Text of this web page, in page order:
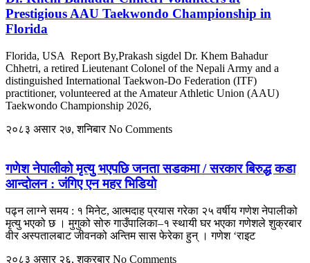
Prestigious AAU Taekwondo Championship in
Florida
Florida, USA Report By,Prakash sigdel Dr. Khem Bahadur
Chhetri, a retired Lieutenant Colonel of the Nepali Army and a
distinguished International Taekwon-Do Federation (ITF)
practitioner, volunteered at the Amateur Athletic Union (AAU)
Taekwondo Championship 2026,
२०८३ असार २७, शनिबारNo Comments
गणेश नेपालीको मृत्यु भएपछि जनता सडकमा / सरकार बिरुद्ध कडा
आन्दोलन : जंगिए एन महर भिडियो
पढ्न लाग्ने समय : १ मिनेट, आत्मदाह प्रयास गरेका २५ वर्षीय गणेश नेपालीको
मृत्यु भएको छ । मुगुको सोरु गाउँपालिका–१ स्थायी घर भएका गणेशले शुक्रबार
वीर अस्पतालबाट जीवनको अन्तिम सास फेरेका हुन् । गणेश ‘राइट
२०८३ असार २६, शुक्रबारNo Comments